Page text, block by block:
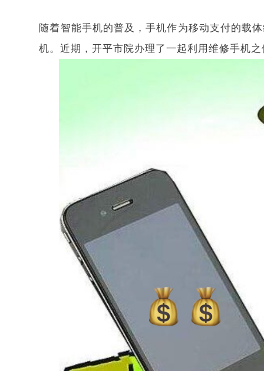
随着智能手机的普及，手机作为移动支付的载
机。近期，开平市院办理了一起利用维修手机